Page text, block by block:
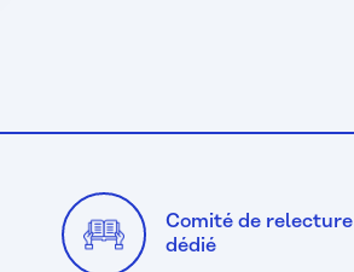
Comité de relecture
dédié